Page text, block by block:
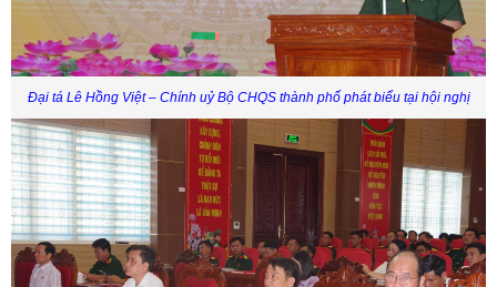
Đại tá Lê Hồng Việt – Chính uỷ Bộ CHQS thành phố phát biểu tại hội nghị